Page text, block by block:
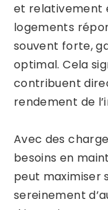
et relativement
logements
souvent forte,
optimal. Cela
contribuent
rendement de
Avec des
besoins en
peut maximiser
sereinement